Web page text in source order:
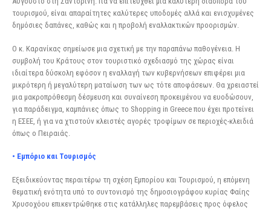
τουρισμού, είναι απαραίτητες καλύτερες υποδομές αλλά και ενισχυμένες
δημόσιες δαπάνες, καθώς και η προβολή εναλλακτικών προορισμών.
Ο κ. Καρανίκας σημείωσε μια σχετική με την παραπάνω παθογένεια. Η
συμβολή του Κράτους στον τουριστικό σχεδιασμό της χώρας είναι
ιδιαίτερα δύσκολη εφόσον η εναλλαγή των κυβερνήσεων επιφέρει μια
μικρότερη ή μεγαλύτερη ματαίωση των ως τότε αποφάσεων. Θα χρειαστεί
μια μακροπρόθεσμη δέσμευση και συναίνεση προκειμένου να ευοδώσουν,
για παράδειγμα, καμπάνιες όπως το Shopping in Greece που έχει προτείνει
η ΕΣΕΕ, ή για να χτιστούν κλειστές αγορές τροφίμων σε περιοχές-κλειδιά
όπως ο Πειραιάς.
• Εμπόριο και Τουρισμός
Εξειδικεύοντας περαιτέρω τη σχέση Εμπορίου και Τουρισμού, η επόμενη
θεματική ενότητα υπό το συντονισμό της δημοσιογράφου κυρίας Φαίης
Χρυσοχόου επικεντρώθηκε στις κατάλληλες παρεμβάσεις προς όφελος